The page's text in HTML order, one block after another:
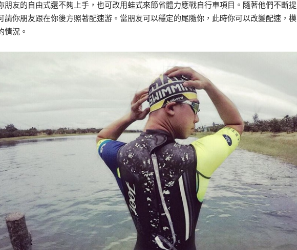
朋友的自由式還不夠上手，也可改用蛙式來節省體力應戰自行車項目。隨著他們不斷提
請你朋友跟在你後方照著配速游。當朋友可以穩定的尾隨你，此時你可以改變配速，模
情況。